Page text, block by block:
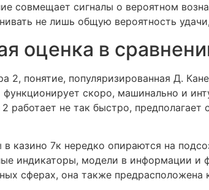
совмещает сигналы о вероятном
не лишь общую вероятность
оценка в
2, понятие, популяризированная Д.
скоро, машинально и
работает не так быстро,
казино 7к нередко опираются на
индикаторы, модели в информации и
сферах, она также